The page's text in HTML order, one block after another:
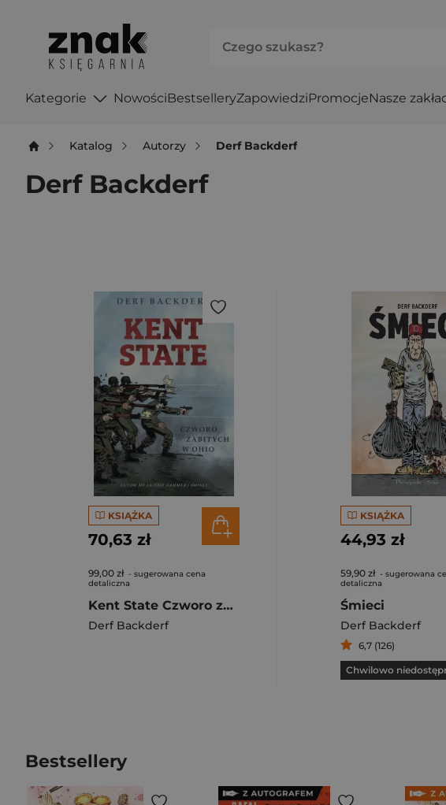
Kategorie NowościBestselleryZapowiedziPromocjeNasze
Katalog Autorzy Derf Backderf
Derf Backderf
KSIĄŻKA
70,63 zł
99,00 zł - sugerowana cena
detaliczna
Kent State Czworo zabitych w Ohio
Derf Backderf
KSIĄŻKA
44,93 zł
59,90 zł - sugerowana
detaliczna
Śmieci
Derf Backderf
6,7 (126)
Chwilowo
Bestsellery